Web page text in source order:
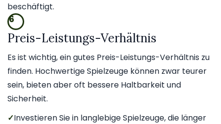
beschäftigt.
6
Preis-Leistungs-Verhältnis
Es ist wichtig, ein gutes Preis-Leistungs-Verhältnis zu
finden. Hochwertige Spielzeuge können zwar teurer
sein, bieten aber oft bessere Haltbarkeit und
Sicherheit.
✓Investieren Sie in langlebige Spielzeuge, die länger